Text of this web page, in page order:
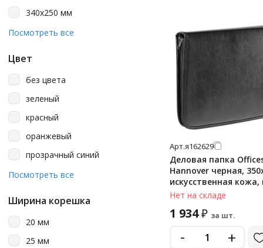
340х250 мм
340х260 мм
350х250 мм
360х280 мм
360х285 мм
360х290 мм
360х300 мм
380х275 мм
Посмотреть все
Цвет
без цвета
зеленый
красный
оранжевый
прозрачный синий
прозрачный черный
Посмотреть все
Ширина корешка
20 мм
25 мм
Арт.я162629
Деловая папка
Hannover черная,
искусственная кожа,
молнии, ручка-
Нет на складе
1 934₽ за шт.
- +